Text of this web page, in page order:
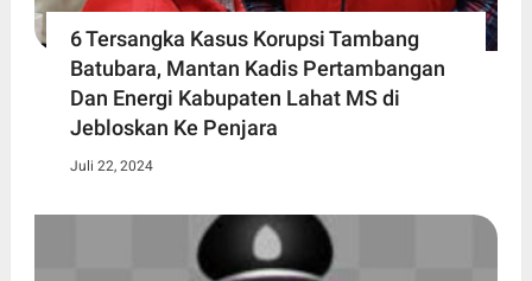
6 Tersangka Kasus Korupsi Tambang
Batubara, Mantan Kadis Pertambangan
Dan Energi Kabupaten Lahat MS di
Jebloskan Ke Penjara
Juli 22, 2024